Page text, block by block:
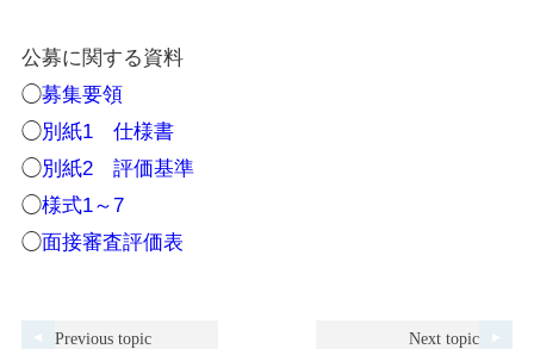
公募に関する資料
◯募集要領
◯別紙1 仕様書
◯別紙2 評価基準
◯様式1～7
◯面接審査評価表
Previous topic Next topic